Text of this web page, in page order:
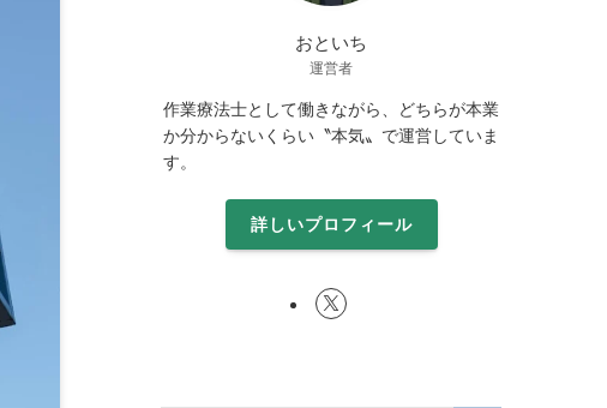
おといち
運営者
作業療法士として働きながら、どちらが本業
か分からないくらい〝本気〟で運営していま
す。
詳しいプロフィール